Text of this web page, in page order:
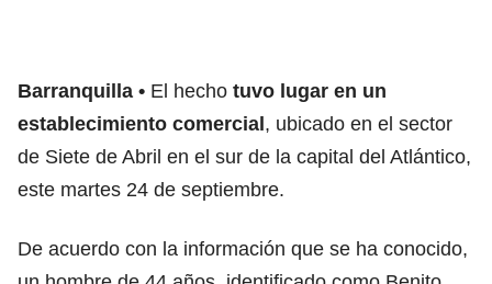
Barranquilla El hecho tuvo lugar en un
establecimiento comercial, ubicado en el sector
de Siete de Abril en el sur de la capital del Atlántico,
este martes 24 de septiembre.
De acuerdo con la información que se ha conocido,